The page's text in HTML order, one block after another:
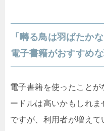
「囀る鳥は羽ばたか
電子書籍がおすすめ
電子書籍を使ったこと
ードルは高いかもしれま
ですが、利用者が増え